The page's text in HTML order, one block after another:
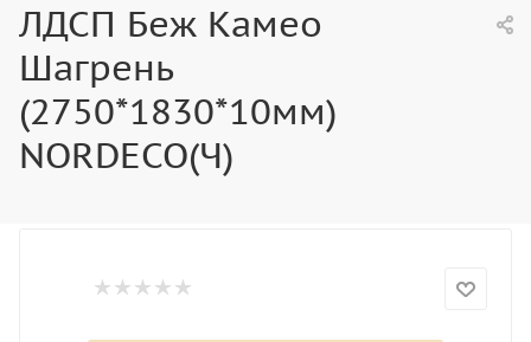
ЛДСП Беж Камео
Шагрень
(2750*1830*10мм)
NORDECO(Ч)